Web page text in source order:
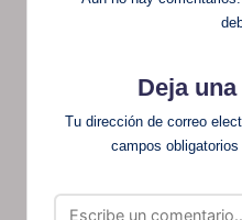
Deja
Tu dirección de correo
campos